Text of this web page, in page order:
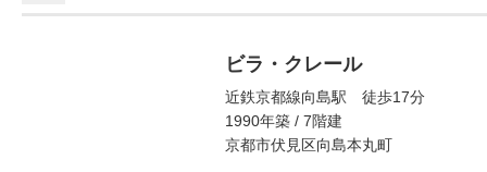
ビラ・クレール
近鉄京都線向島駅 徒歩17分
1990年築 / 7階建
京都市伏見区向島本丸町